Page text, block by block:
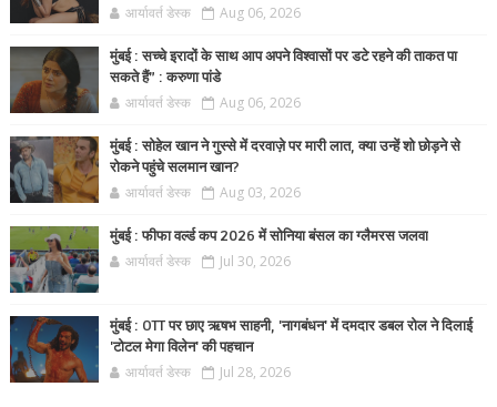
आर्यावर्त डेस्क Aug 06, 2026
मुंबई : सच्चे इरादों के साथ आप अपने विश्वासों पर डटे रहने की ताकत पा
सकते हैं” : करुणा पांडे
आर्यावर्त डेस्क Aug 06, 2026
मुंबई : सोहेल खान ने गुस्से में दरवाज़े पर मारी लात, क्या उन्हें शो छोड़ने से
रोकने पहुंचे सलमान खान?
आर्यावर्त डेस्क Aug 03, 2026
मुंबई : फीफा वर्ल्ड कप 2026 में सोनिया बंसल का ग्लैमरस जलवा
आर्यावर्त डेस्क Jul 30, 2026
मुंबई : OTT पर छाए ऋषभ साहनी, 'नागबंधन' में दमदार डबल रोल ने दिलाई
'टोटल मेगा विलेन' की पहचान
आर्यावर्त डेस्क Jul 28, 2026